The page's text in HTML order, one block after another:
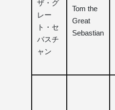
ザ・グ
レー
ト・セ
バスチ
ャン
Tom the
Great
Sebastian